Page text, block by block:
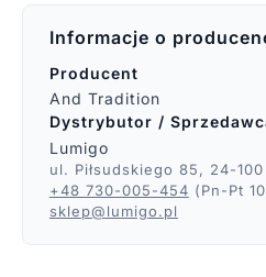
Informacje o
Producent
And Tradition
Dystrybutor /
Lumigo
ul. Piłsudskiego 85, 24-100
+48 730-005-454 (Pn-Pt
sklep@lumigo.pl